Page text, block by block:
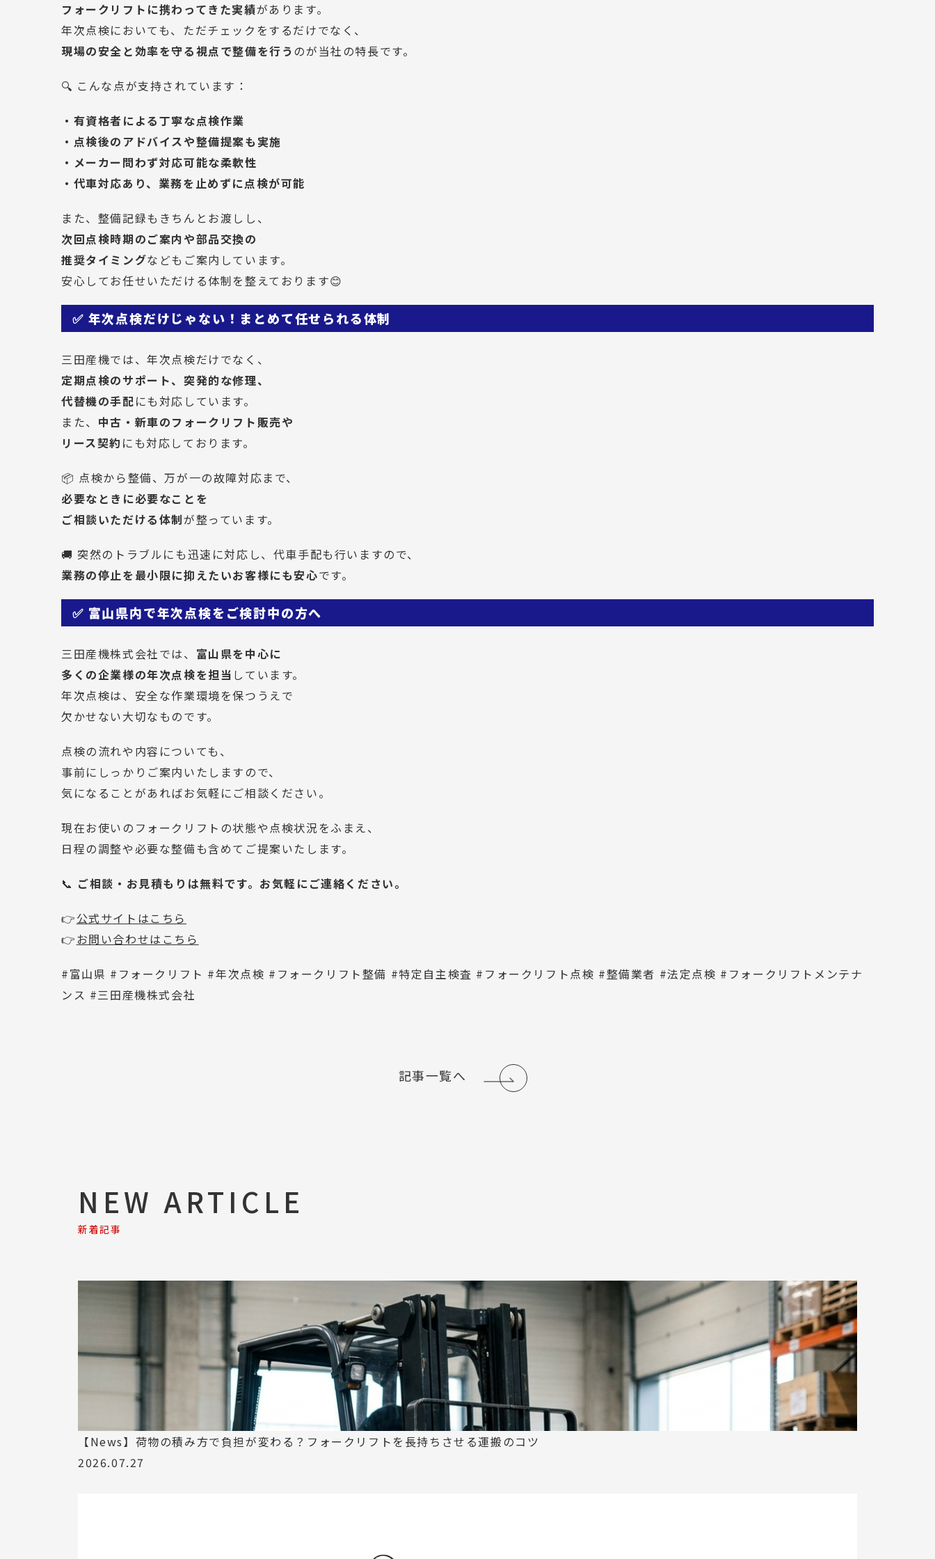
フォークリフトに携わってきた実績があります。
年次点検においても、ただチェックをするだけでなく、
現場の安全と効率を守る視点で整備を行う のが当社の特長です。
🔍 こんな点が支持されています：
・有資格者による丁寧な点検作業
・点検後のアドバイスや整備提案も実施
・メーカー問わず対応可能な柔軟性
・代車対応あり、業務を止めずに点検が可能
また、整備記録もきちんとお渡しし、
次回点検時期のご案内や部品交換の
推奨タイミングなどもご案内しています。
安心してお任せいただける体制を整えております😊
✅ 年次点検だけじゃない！まとめて任せられる体制
三田産機では、年次点検だけでなく、
定期点検のサポート、突発的な修理、
代替機の手配にも対応しています。
また、 中古・新車のフォークリフト販売や
リース契約 にも対応しております。
📦 点検から整備、万が一の故障対応まで、
必要なときに必要なことを
ご相談いただける体制が整っています。
🚚 突然のトラブルにも迅速に対応し、代車手配も行いますので、
業務の停止を最小限に抑えたいお客様にも安心です。
✅ 富山県内で年次点検をご検討中の方へ
三田産機株式会社では、 富山県を中心に
多くの企業様の年次点検を担当 しています。
年次点検は、安全な作業環境を保つうえで
欠かせない大切なものです。
点検の流れや内容についても、
事前にしっかりご案内いたしますので、
気になることがあればお気軽にご相談ください。
現在お使いのフォークリフトの状態や点検状況をふまえ、
日程の調整や必要な整備も含めてご提案いたします。
📞 ご相談・お見積もりは無料です。お気軽にご連絡ください。
👉公式サイトはこちら
👉お問い合わせはこちら
#富山県 #フォークリフト #年次点検 #フォークリフト整備 #特定自主検査 #フォークリフト点検 #整備業者 #法定点検 #フォークリフトメンテナ
ンス #三田産機株式会社
記事一覧へ
NEW ARTICLE
新着記事
【News】荷物の積み方で負担が変わる？フォークリフトを長持ちさせる運搬のコツ
2026.07.27